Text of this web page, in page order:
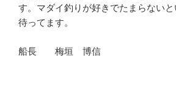
す。マダイ釣りが好きでたまらない
待ってます。
船長 梅垣 博信